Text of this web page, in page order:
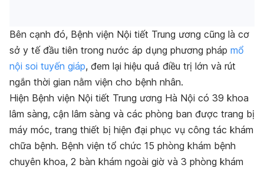
Bên cạnh đó, Bệnh viện Nội tiết Trung ương cũng là cơ
sở y tế đầu tiên trong nước áp dụng phương pháp mổ
nội soi tuyến giáp, đem lại hiệu quả điều trị lớn và rút
ngắn thời gian nằm viện cho bệnh nhân.
Hiện Bệnh viện Nội tiết Trung ương Hà Nội có 39 khoa
lâm sàng, cận lâm sàng và các phòng ban được trang bị
máy móc, trang thiết bị hiện đại phục vụ công tác khám
chữa bệnh. Bệnh viện tổ chức 15 phòng khám bệnh
chuyên khoa, 2 bàn khám ngoài giờ và 3 phòng khám